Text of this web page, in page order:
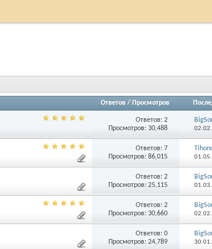
Ответов / Просмотров
Ответов:2
Просмотров: 30,488
Ответов:7
Просмотров: 86,015
Ответов:2
Просмотров: 25,115
Ответов:2
Просмотров: 30,660
Ответов:0
Просмотров: 24,789